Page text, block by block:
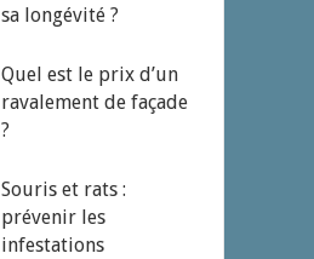
sa longévité ?
Quel est le prix d’un
ravalement de façade
?
Souris et rats :
prévenir les
infestations